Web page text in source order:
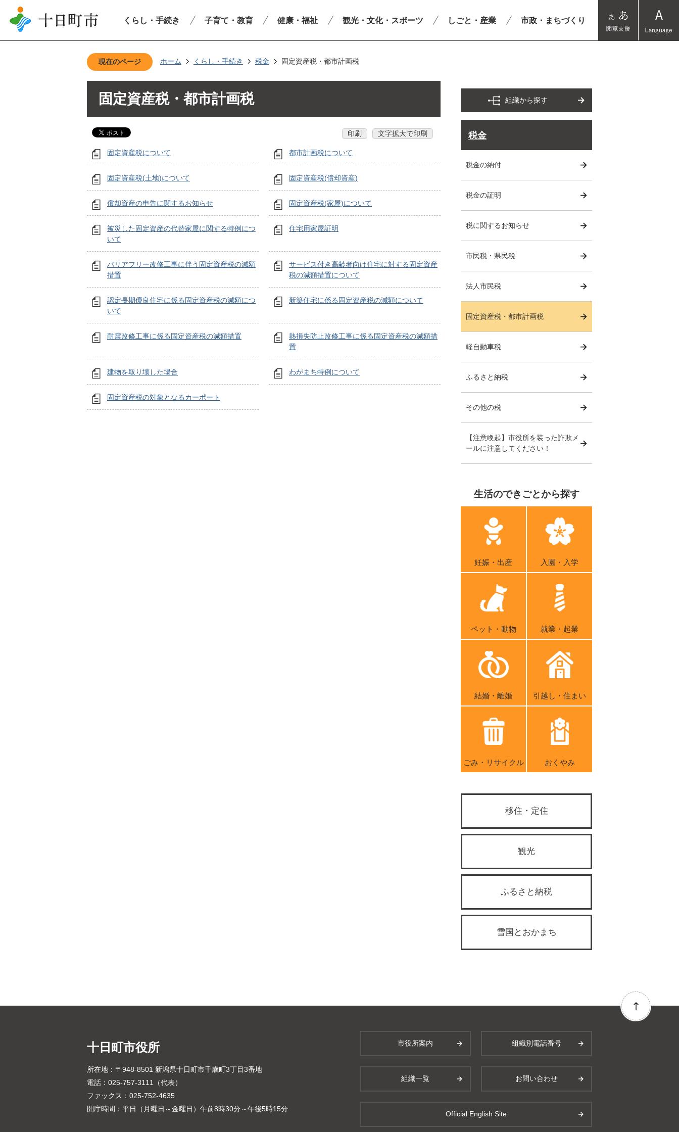
くらし・手続き 子育て・教育 健康・福祉 観光・文化・スポーツ しごと・産業 市政・まちづくり
現在のページ ホーム くらし・手続き 税金 固定資産税・都市計画税
固定資産税・都市計画税
印刷 文字拡大で印刷
固定資産税について 都市計画税について
固定資産税(土地)について 固定資産税(償却資産)
償却資産の申告に関するお知らせ 固定資産税(家屋)について
被災した固定資産の代替家屋に関する特例につ
いて
住宅用家屋証明
バリアフリー改修工事に伴う固定資産税の減額
措置
サービス付き高齢者向け住宅に対する固定資産
税の減額措置について
認定長期優良住宅に係る固定資産税の減額につ
いて
新築住宅に係る固定資産税の減額について
耐震改修工事に係る固定資産税の減額措置
熱損失防止改修工事に係る固定資産税の減額措
置
建物を取り壊した場合 わがまち特例について
固定資産税の対象となるカーポート
組織から探す
税金
税金の納付
税金の証明
税に関するお知らせ
市民税・県民税
法人市民税
固定資産税・都市計画税
軽自動車税
ふるさと納税
その他の税
【注意喚起】市役所を装った詐欺メ
ールに注意してください！
生活のできごとから探す
妊娠・出産 入園・入学
ペット・動物 就業・起業
結婚・離婚 引越し・住まい
ごみ・リサイクル おくやみ
移住・定住
観光
ふるさと納税
雪国とおかまち
十日町市役所
所在地：〒948-8501 新潟県十日町市千歳町3丁目3番地
電話：025-757-3111（代表）
ファックス：025-752-4635
開庁時間：平日（月曜日～金曜日）午前8時30分～午後5時15分
市役所案内 組織別電話番号
組織一覧 お問い合わせ
Official English Site